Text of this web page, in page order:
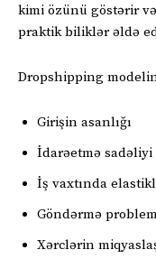
kimi özünü göstərir
praktik biliklər əldə
Dropshipping
Girişin asanlığı
İdarəetmə sadəliyi
İş vaxtında
Göndərmə
Xərclərin